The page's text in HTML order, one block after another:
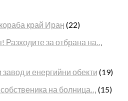
край Иран (22)
Разходите за отбрана на…
и енергийни обекти (19)
на болница… (15)